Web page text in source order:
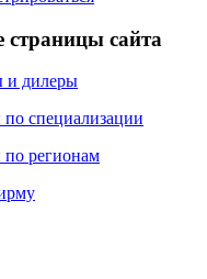
страницы сайта
и дилеры
специализации
регионам